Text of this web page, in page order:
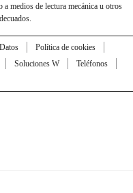
a medios de lectura mecánica u otros
Política de cookies
Soluciones W
Teléfonos